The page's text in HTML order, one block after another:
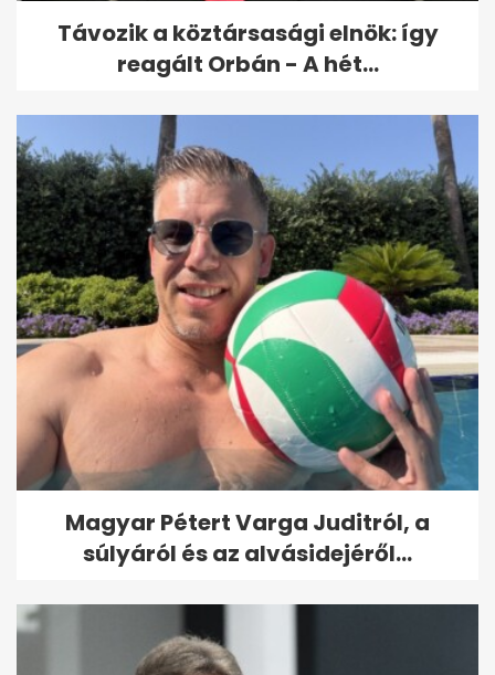
Távozik a köztársasági elnök: így
reagált Orbán - A hét...
Magyar Pétert Varga Juditról, a
súlyáról és az alvásidejéről...